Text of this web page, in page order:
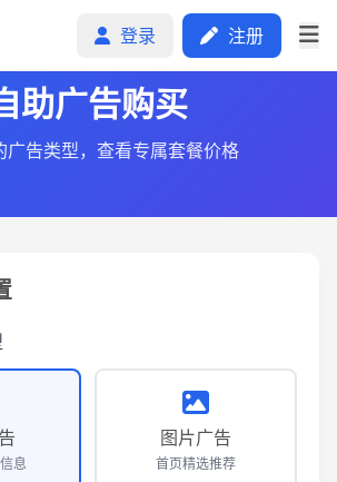
登录 注册
助广告购买
广告类型，查看专属套餐价格
息
图片广告
首页精选推荐